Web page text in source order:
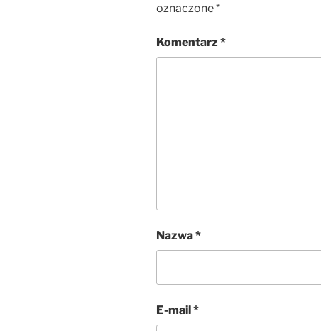
oznaczone*
Komentarz *
Nazwa*
E-mail*